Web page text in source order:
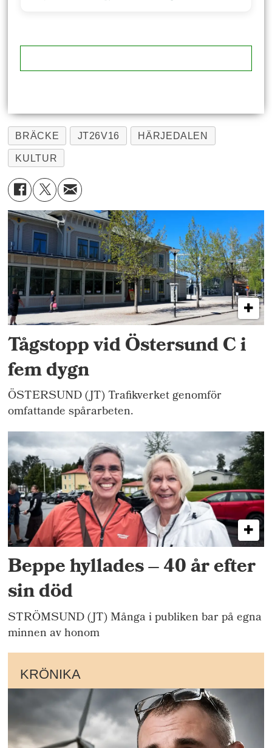
BRÄCKE JT26V16 HÄRJEDALEN
KULTUR
Tågstopp vid Östersund C i
fem dygn
ÖSTERSUND (JT) Trafikverket genomför
omfattande spårarbeten.
Beppe hyllades – 40 år efter
sin död
STRÖMSUND (JT) Många i publiken bar på egna
minnen av honom
KRÖNIKA